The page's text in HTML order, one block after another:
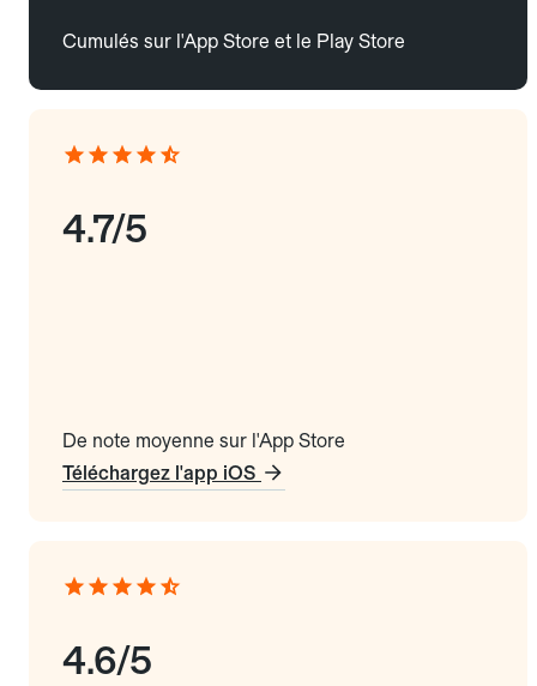
Cumulés sur l'App Store et le Play Store
4.7/5
De note moyenne sur l'App Store
Téléchargez l'app iOS
4.6/5